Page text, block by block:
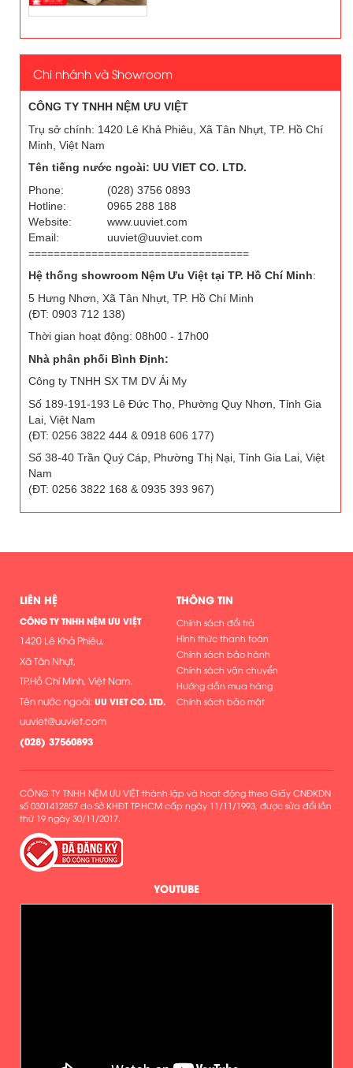
Chi nhánh và Showroom
CÔNG TY TNHH NỆM ƯU VIỆT
Trụ sở chính: 1420 Lê Khả Phiêu, Xã Tân Nhựt, TP. Hồ Chí
Minh, Việt Nam
Tên tiếng nước ngoài: UU VIET CO. LTD.
Phone:
(028) 3756 0893
Hotline:
0965 288 188
Website:
www.uuviet.com
Email:
uuviet@uuviet.com
===================================
Hệ thống showroom Nệm Ưu Việt tại TP. Hồ Chí Minh:
5 Hưng Nhơn, Xã Tân Nhựt, TP. Hồ Chí Minh
(ĐT: 0903 712 138)
Thời gian hoạt động: 08h00 - 17h00
Nhà phân phối Bình Định:
Công ty TNHH SX TM DV Ái My
Số 189-191-193 Lê Đức Thọ, Phường Quy Nhơn, Tỉnh Gia
Lai, Việt Nam
(ĐT: 0256 3822 444 & 0918 606 177)
Số 38-40 Trần Quý Cáp, Phường Thị Nại, Tỉnh Gia Lai, Việt
Nam
(ĐT: 0256 3822 168 & 0935 393 967)
LIÊN HỆ
CÔNG TY TNHH NỆM ƯU VIỆT
1420 Lê Khả Phiêu,
Xã Tân Nhựt,
TP.Hồ Chí Minh, Việt Nam.
Tên nước ngoài: UU VIET CO. LTD.
uuviet@uuviet.com
(028) 37560893
THÔNG TIN
Chính sách đổi trả
Hình thức thanh toán
Chính sách bảo hành
Chính sách vận chuyển
Hướng dẫn mua hàng
Chính sách bảo mật
CÔNG TY TNHH NỆM ƯU VIỆT thành lập và hoạt động theo Giấy CNĐKDN
số 0301412857 do Sở KHĐT TP.HCM cấp ngày 11/11/1993, được sửa đổi lần
thứ 19 ngày 30/11/2017.
YOUTUBE